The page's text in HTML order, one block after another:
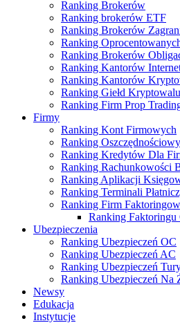
Ranking Brokerów
Ranking brokerów ETF
Ranking Brokerów
Ranking
Ranking Brokerów
Ranking Kantorów
Ranking Kantorów
Ranking Giełd
Ranking Firm Prop
Firmy
Ranking Kont Firmowych
Ranking
Ranking Kredytów Dla
Ranking Rachunkowości
Ranking Aplikacji
Ranking Terminali
Ranking Firm
Ranking Faktoringu
Ubezpieczenia
Ranking Ubezpieczeń OC
Ranking Ubezpieczeń AC
Ranking Ubezpieczeń
Ranking Ubezpieczeń Na
Newsy
Edukacja
Instytucje